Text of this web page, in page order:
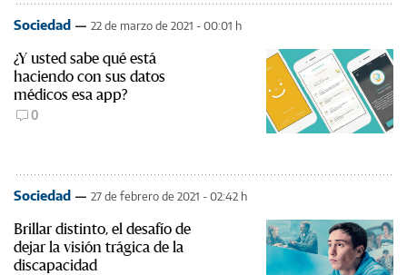
Sociedad 22 de marzo de 2021 - 00:01 h
¿Y usted sabe qué está
haciendo con sus datos
médicos esa app?
0
Sociedad 27 de febrero de 2021 - 02:42 h
Brillar distinto, el desafío de
dejar la visión trágica de la
discapacidad